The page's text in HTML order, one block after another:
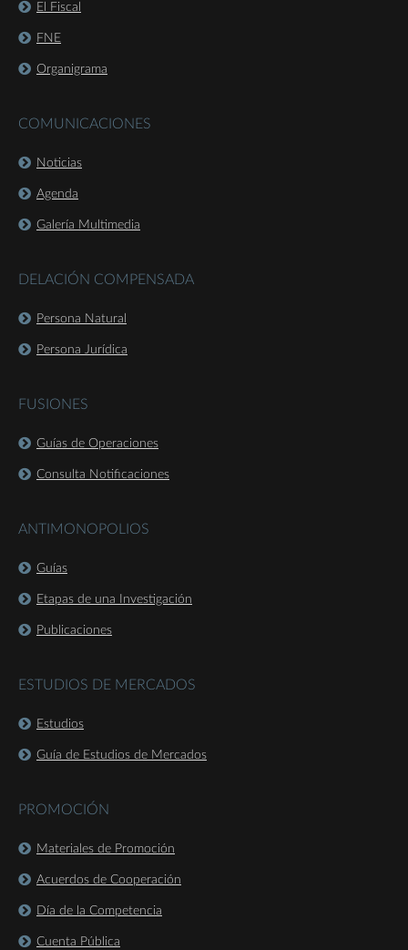
El Fiscal
FNE
Organigrama
COMUNICACIONES
Noticias
Agenda
Galería Multimedia
DELACIÓN COMPENSADA
Persona Natural
Persona Jurídica
FUSIONES
Guías de Operaciones
Consulta Notificaciones
ANTIMONOPOLIOS
Guías
Etapas de una Investigación
Publicaciones
ESTUDIOS DE MERCADOS
Estudios
Guía de Estudios de Mercados
PROMOCIÓN
Materiales de Promoción
Acuerdos de Cooperación
Día de la Competencia
Cuenta Pública